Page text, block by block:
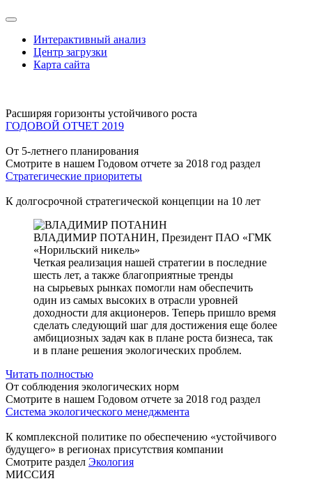
Интерактивный анализ
Центр загрузки
Карта сайта
Расширяя горизонты устойчивого роста
ГОДОВОЙ ОТЧЕТ 2019
От 5-летнего планирования
Смотрите в нашем Годовом отчете за 2018 год раздел
Стратегические приоритеты
К долгосрочной стратегической концепции на 10 лет
ВЛАДИМИР ПОТАНИН, Президент ПАО «ГМК
«Норильский никель»
Четкая реализация нашей стратегии в последние
шесть лет, а также благоприятные тренды
на сырьевых рынках помогли нам обеспечить
один из самых высоких в отрасли уровней
доходности для акционеров. Теперь пришло время
сделать следующий шаг для достижения еще более
амбициозных задач как в плане роста бизнеса, так
и в плане решения экологических проблем.
Читать полностью
От соблюдения экологических норм
Смотрите в нашем Годовом отчете за 2018 год раздел
Система экологического менеджмента
К комплексной политике по обеспечению «устойчивого
будущего» в регионах присутствия компании
Смотрите раздел Экология
МИССИЯ